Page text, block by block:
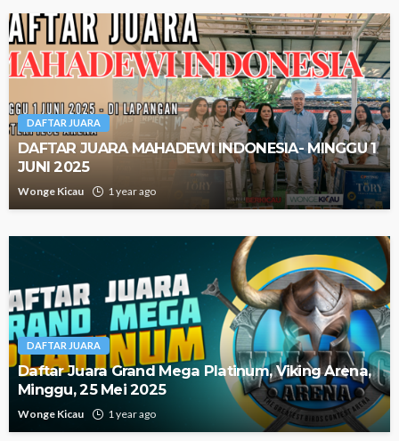
DAFTAR JUARA
DAFTAR JUARA MAHADEWI INDONESIA- MINGGU 1
JUNI 2025
Wonge Kicau 1 year ago
DAFTAR JUARA
Daftar Juara Grand Mega Platinum, Viking Arena,
Minggu, 25 Mei 2025
Wonge Kicau 1 year ago